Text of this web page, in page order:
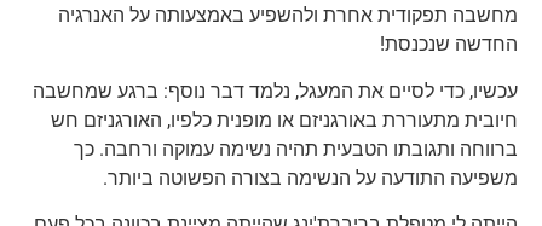
מחשבה תפקודית אחרת ולהשפיע באמצעותה על האנרגיה
החדשה שנכנסת!
עכשיו, כדי לסיים את המעגל, נלמד דבר נוסף: ברגע שמחשבה
חיובית מתעוררת באורגניזם או מופנית כלפיו, האורגניזם חש
ברווחה ותגובתו הטבעית תהיה נשימה עמוקה ורחבה. כך
משפיעה התודעה על הנשימה בצורה הפשוטה ביותר.